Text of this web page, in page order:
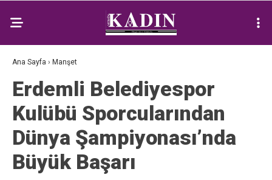
Ana Sayfa › Manşet
Erdemli Belediyespor
Kulübü Sporcularından
Dünya Şampiyonası’nda
Büyük Başarı